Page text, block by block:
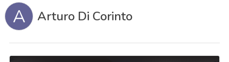
A Arturo Di Corinto